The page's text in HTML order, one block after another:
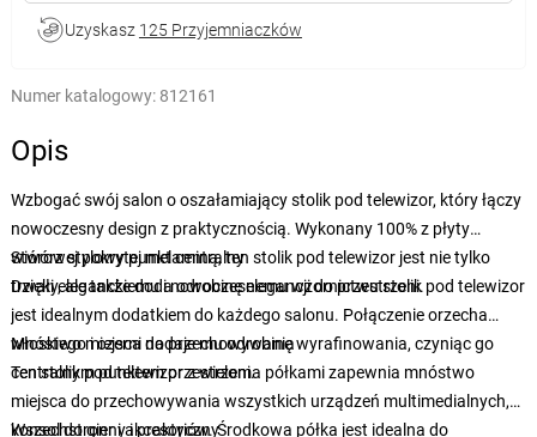
Uzyskasz 125 Przyjemniaczków
Numer katalogowy: 812161
Opis
Wzbogać swój salon o oszałamiający stolik pod telewizor, który łączy
nowoczesny design z praktycznością. Wykonany 100% z płyty
wiórowej pokrytej melaminą, ten stolik pod telewizor jest nie tylko
trwały, ale także doda odrobinę elegancji do przestrzeni.
Stwórz stylowy punkt centralny
Dzięki eleganckiemu i nowoczesnemu wzornictwu stolik pod telewizor
jest idealnym dodatkiem do każdego salonu. Połączenie orzecha
włoskiego i czerni nadaje mu odrobinę wyrafinowania, czyniąc go
centralnym punktem przestrzeni.
Mnóstwo miejsca do przechowywania
Ten stolik pod telewizor z wieloma półkami zapewnia mnóstwo
miejsca do przechowywania wszystkich urządzeń multimedialnych,
konsol do gier i akcesoriów. Środkowa półka jest idealna do
Wszechstronny i praktyczny